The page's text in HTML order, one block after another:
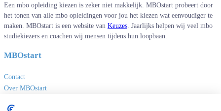
Een mbo opleiding kiezen is zeker niet makkelijk. MBOstart probeert door
het tonen van alle mbo opleidingen voor jou het kiezen wat eenvoudiger te
maken. MBOstart is een website van Keuzes . Jaarlijks helpen wij veel mbo
studiekiezers en coachen wij mensen tijdens hun loopbaan.
MBOstart
Contact
Over MBOstart